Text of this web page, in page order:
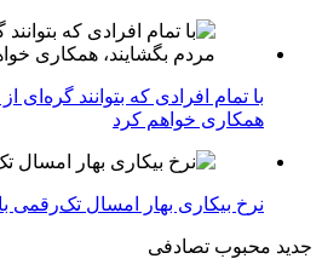
با تمام افرادی که بتوانند گره‌ای
همکاری خواهم کرد
نرخ بیکاری بهار امسال تک‌رقمی
جدید محبوب تصادفی